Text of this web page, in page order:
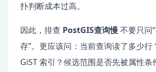
扑判断成本过高。
因此，排查 PostGIS查询慢 不要只问
存”。更应该问：当前查询读了多少行
GiST 索引？候选范围是否先被属性条